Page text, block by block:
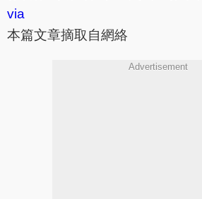
via
本篇文章摘取自網絡
Advertisement